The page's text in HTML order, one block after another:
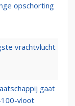
opschorting
vrachtvlucht
gaat
100-vloot